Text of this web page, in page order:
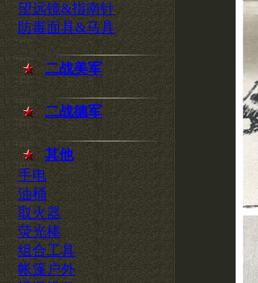
望远镜&指南针
防毒面具&马具
二战美军
二战德军
其他
手电
油桶
取火器
荧光棒
组合工具
帐篷户外